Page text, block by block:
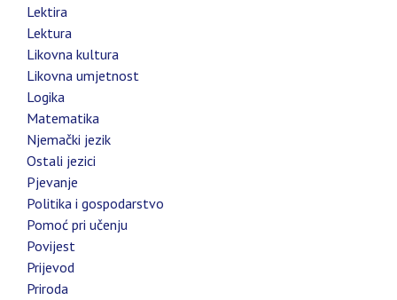
Lektira
Lektura
Likovna kultura
Likovna umjetnost
Logika
Matematika
Njemački jezik
Ostali jezici
Pjevanje
Politika i gospodarstvo
Pomoć pri učenju
Povijest
Prijevod
Priroda